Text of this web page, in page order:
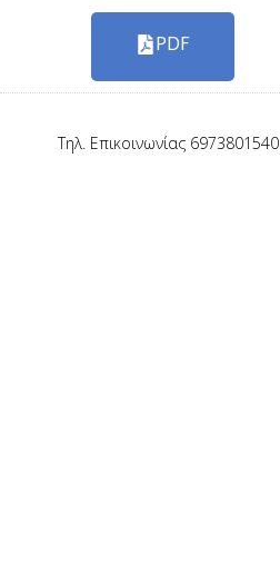
PDF
Τηλ. Επικοινωνίας 6973801540